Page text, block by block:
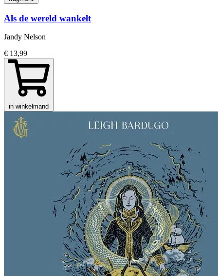
Als de wereld wankelt
Jandy Nelson
€ 13,99
in winkelmand